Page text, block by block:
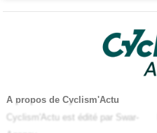
A propos de Cyclism'Actu
Cyclism'Actu est édité par Swar-